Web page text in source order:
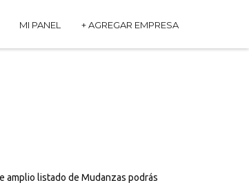
MI PANEL + AGREGAR EMPRESA
amplio listado de Mudanzas podrás